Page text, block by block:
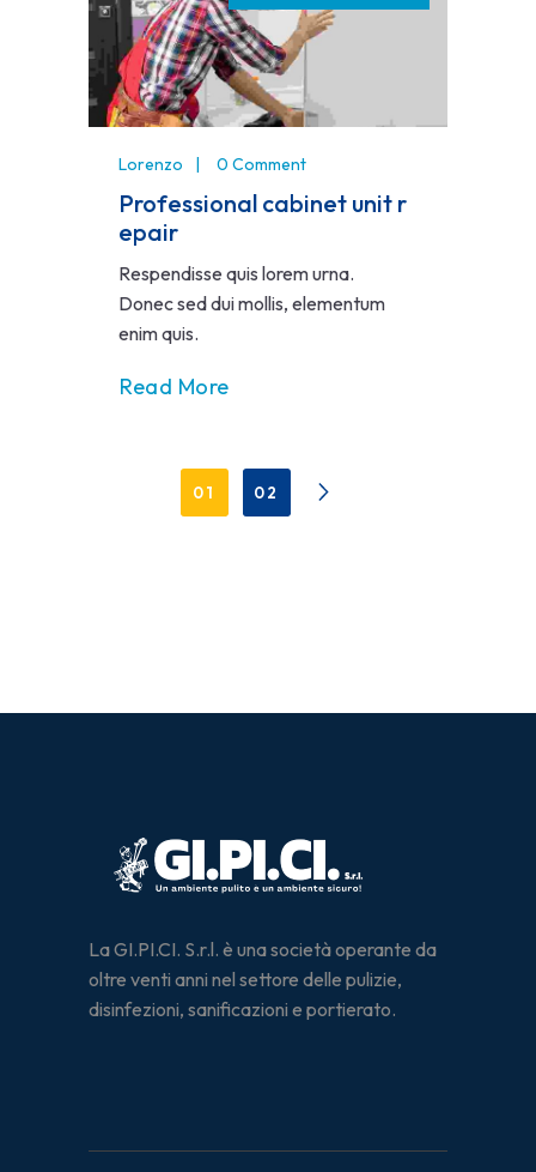
Lorenzo 0 Comment
Professional cabinet unit r
epair
Respendisse quis lorem urna.
Donec sed dui mollis, elementum
enim quis.
Read More
01 02
La GI.PI.CI. S.r.l. è una società operante da
oltre venti anni nel settore delle pulizie,
disinfezioni, sanificazioni e portierato.